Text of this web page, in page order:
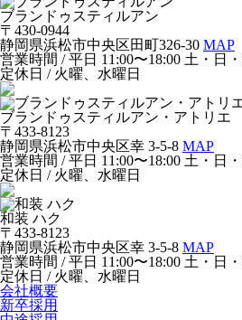
ブランドゥスティルアン
〒430-0944
静岡県浜松市中央区田町326-30 MAP
営業時間 / 平日 11:00〜18:00 土・日
定休日 / 火曜、水曜日
ブランドゥスティルアン・アトリエ
〒433-8123
静岡県浜松市中央区幸 3-5-8 MAP
営業時間 / 平日 11:00〜18:00 土・日
定休日 / 火曜、水曜日
和装 ハク
〒433-8123
静岡県浜松市中央区幸 3-5-8 MAP
営業時間 / 平日 11:00〜18:00 土・日
定休日 / 火曜、水曜日
会社概要
新卒採用